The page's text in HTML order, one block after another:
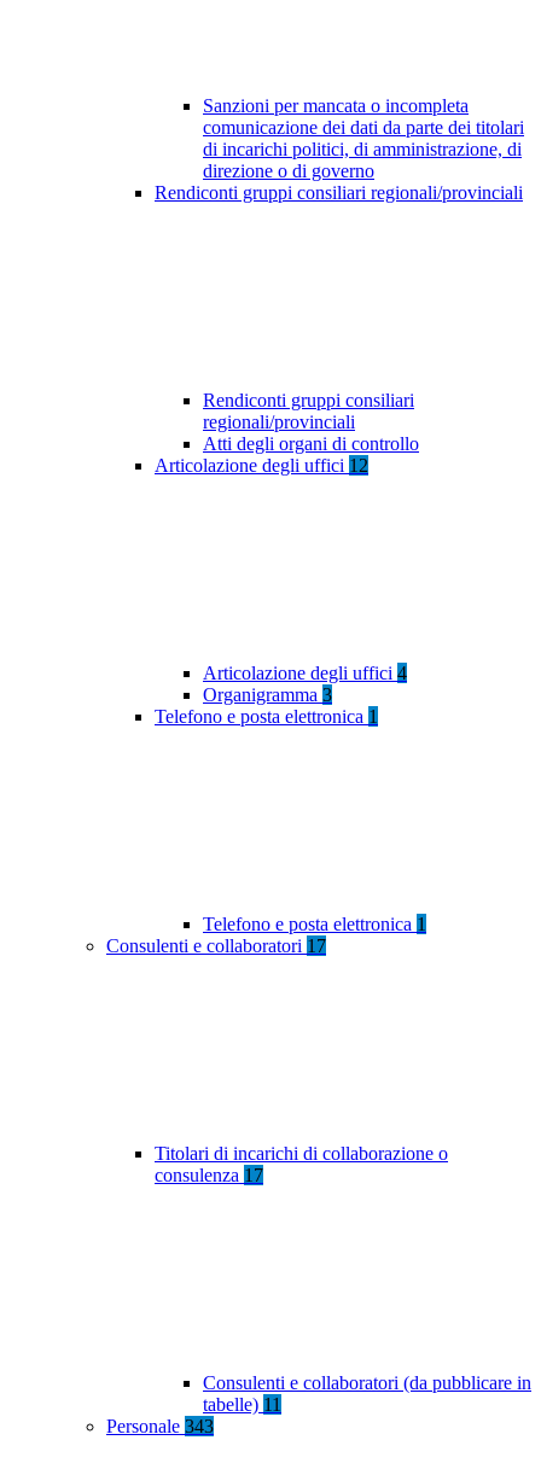
Sanzioni per mancata o incompleta
comunicazione dei dati da parte dei titolari
di incarichi politici, di amministrazione, di
direzione o di governo
Rendiconti gruppi consiliari regionali/provinciali
Rendiconti gruppi consiliari
regionali/provinciali
Atti degli organi di controllo
Articolazione degli uffici 12
Articolazione degli uffici 4
Organigramma 3
Telefono e posta elettronica 1
Telefono e posta elettronica 1
Consulenti e collaboratori 17
Titolari di incarichi di collaborazione o
consulenza 17
Consulenti e collaboratori (da pubblicare in
tabelle) 11
Personale 343